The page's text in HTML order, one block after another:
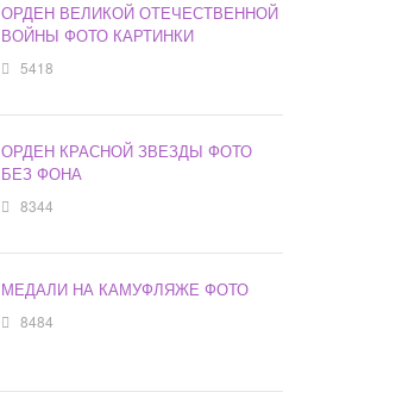
ОРДЕН ВЕЛИКОЙ ОТЕЧЕСТВЕННОЙ
ВОЙНЫ ФОТО КАРТИНКИ
5418
ОРДЕН КРАСНОЙ ЗВЕЗДЫ ФОТО
БЕЗ ФОНА
8344
МЕДАЛИ НА КАМУФЛЯЖЕ ФОТО
8484